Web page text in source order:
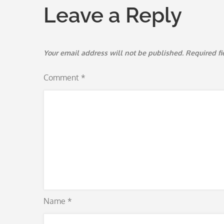
Leave a Reply
Your email address will not be published. Required
Comment *
Name *